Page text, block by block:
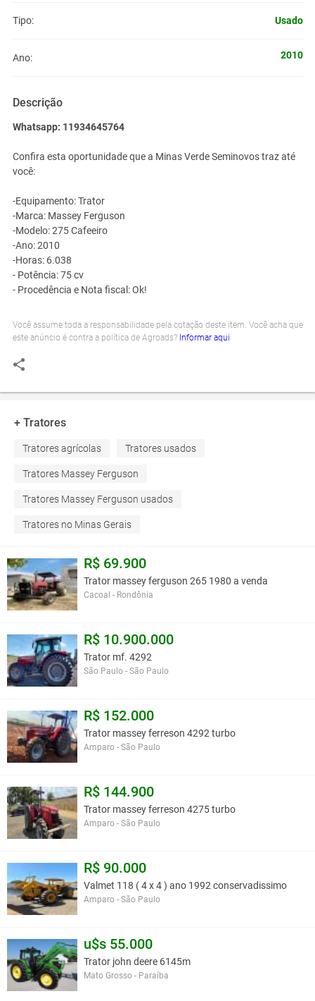
Tipo: Usado
Ano: 2010
Descrição
Whatsapp: 11934645764
Confira esta oportunidade que a Minas Verde Seminovos traz até
você:
-Equipamento: Trator
-Marca: Massey Ferguson
-Modelo: 275 Cafeeiro
-Ano: 2010
-Horas: 6.038
- Potência: 75 cv
- Procedência e Nota fiscal: Ok!
Você assume toda a responsabilidade pela cotação deste item. Você acha que
este anúncio é contra a política de Agroads? Informar aqui
+ Tratores
Tratores agrícolas Tratores usados
Tratores Massey Ferguson
Tratores Massey Ferguson usados
Tratores no Minas Gerais
R$ 69.900
Trator massey ferguson 265 1980 a venda
Cacoal - Rondônia
R$ 10.900.000
Trator mf. 4292
São Paulo - São Paulo
R$ 152.000
Trator massey ferreson 4292 turbo
Amparo - São Paulo
R$ 144.900
Trator massey ferreson 4275 turbo
Amparo - São Paulo
R$ 90.000
Valmet 118 ( 4 x 4 ) ano 1992 conservadissimo
Amparo - São Paulo
u$s 55.000
Trator john deere 6145m
Mato Grosso - Paraíba